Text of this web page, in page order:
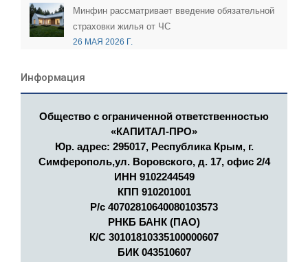
Минфин рассматривает введение обязательной
страховки жилья от ЧС
26 МАЯ 2026 Г.
Информация
Общество с ограниченной ответственностью
«КАПИТАЛ-ПРО»
Юр. адрес: 295017, Республика Крым, г.
Симферополь,ул. Воровского, д. 17, офис 2/4
ИНН 9102244549
КПП 910201001
Р/с 40702810640080103573
РНКБ БАНК (ПАО)
К/С 30101810335100000607
БИК 043510607